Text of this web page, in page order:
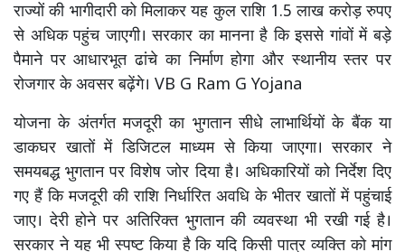
राज्यों की भागीदारी को मिलाकर यह कुल राशि 1.5 लाख करोड़ रुपए
से अधिक पहुंच जाएगी। सरकार का मानना है कि इससे गांवों में बड़े
पैमाने पर आधारभूत ढांचे का निर्माण होगा और स्थानीय स्तर पर
रोजगार के अवसर बढ़ेंगे। VB G Ram G Yojana
योजना के अंतर्गत मजदूरी का भुगतान सीधे लाभार्थियों के बैंक या
डाकघर खातों में डिजिटल माध्यम से किया जाएगा। सरकार ने
समयबद्ध भुगतान पर विशेष जोर दिया है। अधिकारियों को निर्देश दिए
गए हैं कि मजदूरी की राशि निर्धारित अवधि के भीतर खातों में पहुंचाई
जाए। देरी होने पर अतिरिक्त भुगतान की व्यवस्था भी रखी गई है।
सरकार ने यह भी स्पष्ट किया है कि यदि किसी पात्र व्यक्ति को मांग